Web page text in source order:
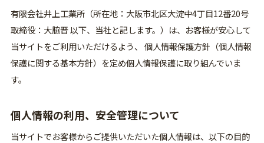
有限会社井上工業所（所在地：大阪市北区大淀中4丁目12番20号
取締役：大脇晋 以下、当社と記します。）は、お客様が安心して
当サイトをご利用いただけるよう、 個人情報保護方針（個人情報
保護に関する基本方針）を定め個人情報保護に取り組んでいま
す。
個人情報の利用、安全管理について
当サイトでお客様からご提供いただいた個人情報は、以下の目的